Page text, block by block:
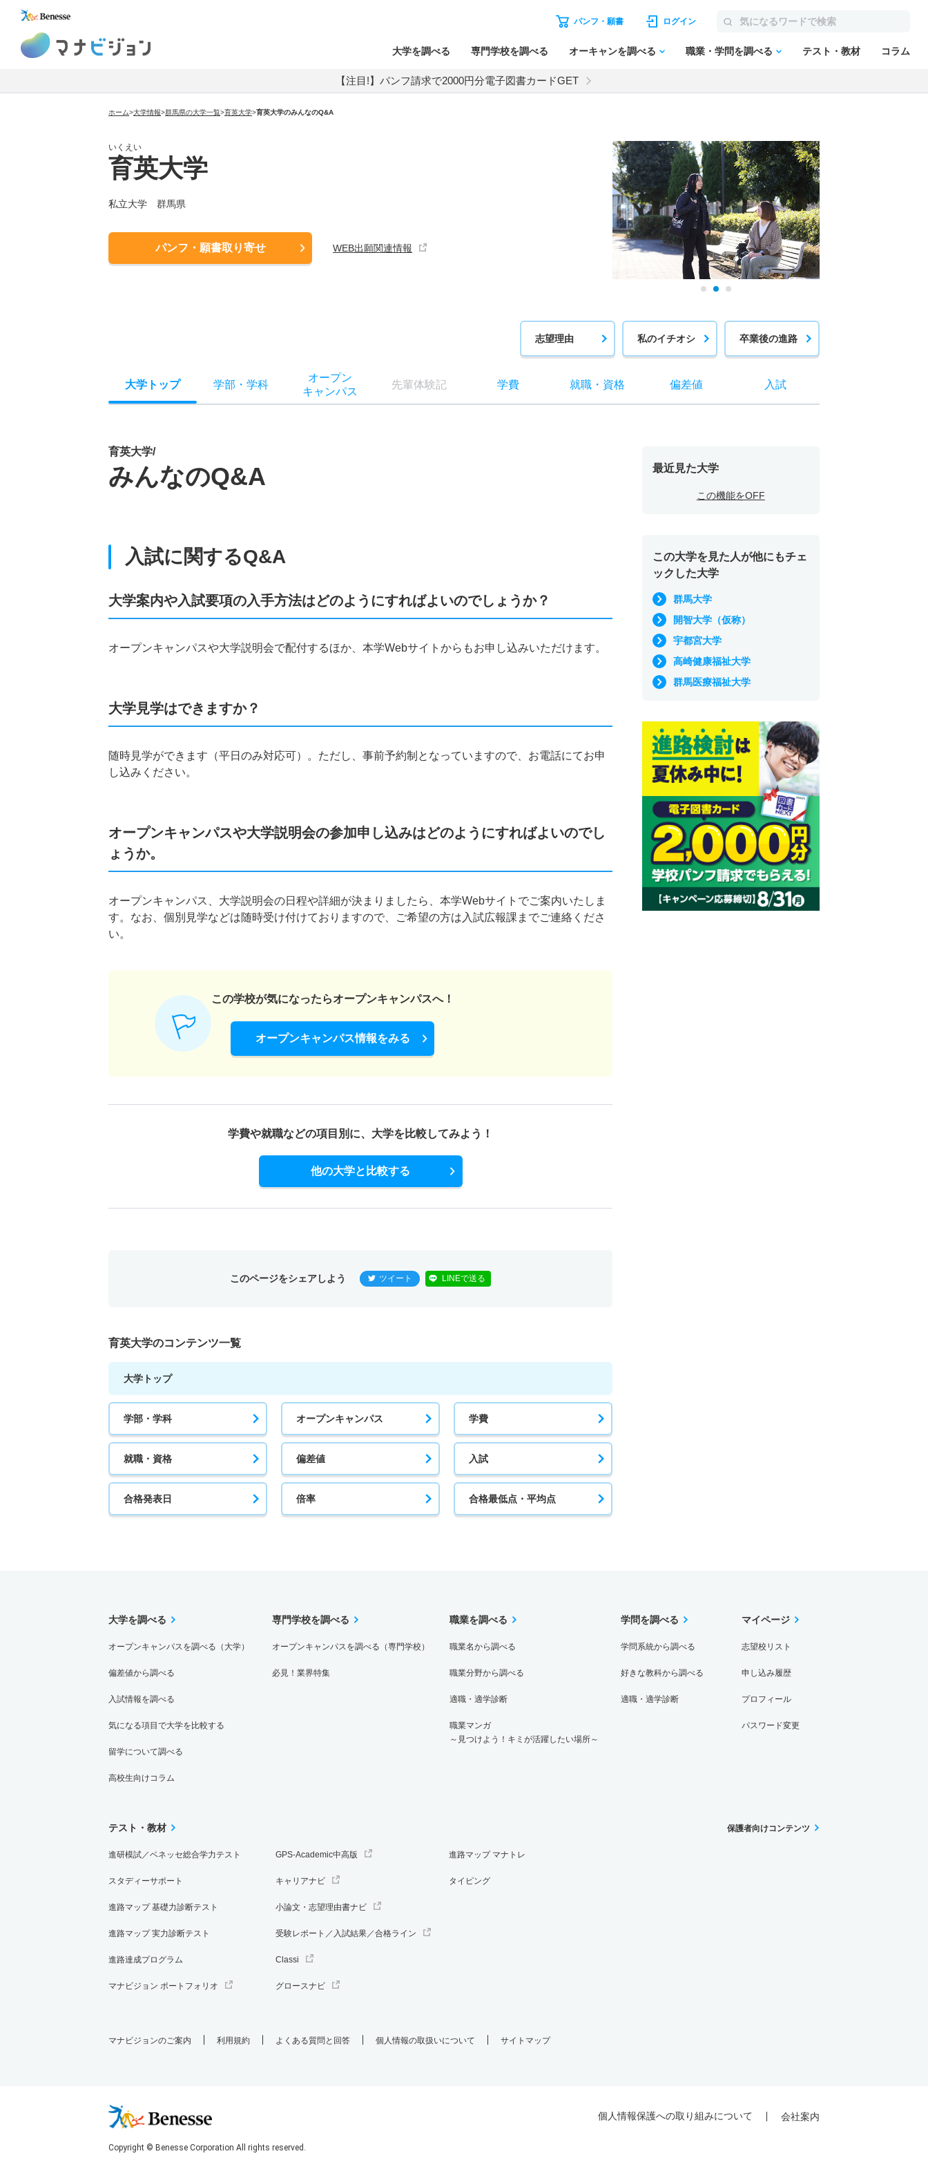
パンフ・願書 ログイン
大学を調べる 専門学校を調べる オーキャンを調べる 職業・学問を調べる テスト・教材 コラム
【注目!】パンフ請求で2000円分電子図書カードGET
ホーム>大学情報>群馬県の大学一覧>育英大学>育英大学のみんなのQ&A
いくえい
育英大学
私立大学 群馬県
パンフ・願書取り寄せ WEB出願関連情報
志望理由 私のイチオシ 卒業後の進路
大学トップ 学部 ・ 学科
オープン
キャンパス
先輩体験記 学費 就職・ 資格 偏差値 入試
育英大学/
みんなのQ&A
入試に関するQ&A
大学案内や入試要項の入手方法はどのようにすればよいのでしょうか？
オープンキャンパスや大学説明会で配付するほか、本学Webサイトからもお申し込みいただけます。
大学見学はできますか？
随時見学ができます（平日のみ対応可）。ただし、事前予約制となっていますので、お電話にてお申
し込みください。
オープンキャンパスや大学説明会の参加申し込みはどのようにすればよいのでし
ょうか。
オープンキャンパス、大学説明会の日程や詳細が決まりましたら、本学Webサイトでご案内いたしま
す。なお、個別見学などは随時受け付けておりますので、ご希望の方は入試広報課までご連絡くださ
い。
この学校が気になったらオープンキャンパスへ！
オープンキャンパス情報をみる
学費や就職などの項目別に、 大学を比較してみよう！
他の大学と比較する
このページをシェアしよう ツイート LINEで送る
育英大学のコンテンツ一覧
大学トップ
学部・学科 オープンキャンパス 学費
就職・資格 偏差値 入試
合格発表日 倍率 合格最低点・平均点
最近見た大学
この機能をOFF
この大学を見た人が他にもチェ
ックした大学
群馬大学
開智大学（仮称）
宇都宮大学
高崎健康福祉大学
群馬医療福祉大学
大学を調べる
オープンキャンパスを調べる（大学）
偏差値から調べる
入試情報を調べる
気になる項目で大学を比較する
留学について調べる
高校生向けコラム
専門学校を調べる
オープンキャンパスを調べる（専門学校）
必見！業界特集
職業を調べる
職業名から調べる
職業分野から調べる
適職・適学診断
職業マンガ
～見つけよう！キミが活躍したい場所～
学問を調べる
学問系統から調べる
好きな教科から調べる
適職・適学診断
マイページ
志望校リスト
申し込み履歴
プロフィール
パスワード変更
テスト・教材
進研模試／ベネッセ総合学力テスト
スタディーサポート
進路マップ 基礎力診断テスト
進路マップ 実力診断テスト
進路達成プログラム
マナビジョン ポートフォリオ
GPS-Academic中高版
キャリアナビ
小論文・志望理由書ナビ
受験レポート／入試結果／合格ライン
Classi
グロースナビ
進路マップ マナトレ
タイピング
保護者向けコンテンツ
マナビジョンのご案内 利用規約 よくある質問と回答 個人情報の取扱いについて サイトマップ
個人情報保護への取り組みについて 会社案内
Copyright © Benesse Corporation All rights reserved.